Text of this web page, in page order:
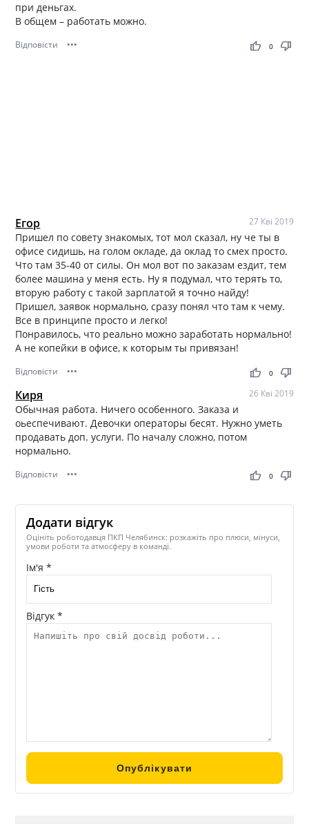
при деньгах.
В общем – работать можно.
Відповісти ••• thumb_up thumb_down
0
Егор 27 Кві 2019
Пришел по совету знакомых, тот мол сказал, ну че ты в
офисе сидишь, на голом окладе, да оклад то смех просто.
Что там 35-40 от силы. Он мол вот по заказам ездит, тем
более машина у меня есть. Ну я подумал, что терять то,
вторую работу с такой зарплатой я точно найду!
Пришел, заявок нормально, сразу понял что там к чему.
Все в принципе просто и легко!
Понравилось, что реально можно заработать нормально!
А не копейки в офисе, к которым ты привязан!
Відповісти ••• thumb_up thumb_down
0
Киря 26 Кві 2019
Обычная работа. Ничего особенного. Заказа и
оьеспечивают. Девочки операторы бесят. Нужно уметь
продавать доп. услуги. По началу сложно, потом
нормально.
Відповісти ••• thumb_up thumb_down
0
Додати відгук
Оцініть роботодавця ПКП Челябинск: розкажіть про плюси, мінуси,
умови роботи та атмосферу в команді.
Ім'я *
Відгук *